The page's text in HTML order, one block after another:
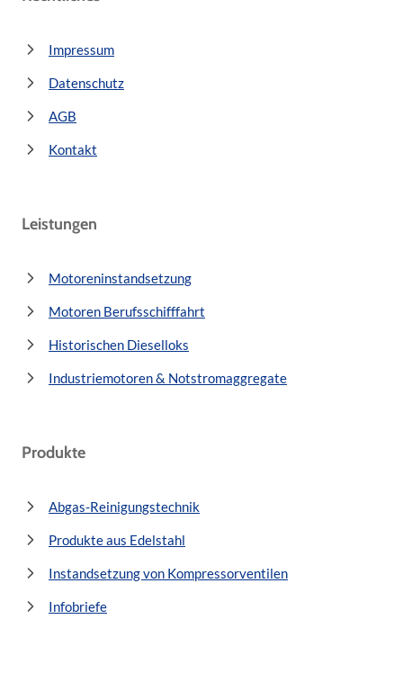
Impressum
Datenschutz
AGB
Kontakt
Leistungen
Motoreninstandsetzung
Motoren Berufsschifffahrt
Historischen Dieselloks
Industriemotoren & Notstromaggregate
Produkte
Abgas-Reinigungstechnik
Produkte aus Edelstahl
Instandsetzung von Kompressorventilen
Infobriefe